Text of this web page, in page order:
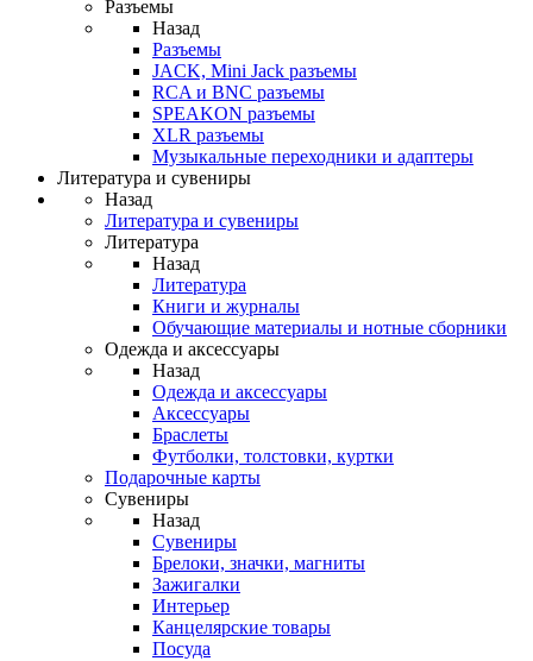
Разъемы
Назад
Разъемы
JACK, Mini Jack разъемы
RCA и BNC разъемы
SPEAKON разъемы
XLR разъемы
Музыкальные переходники и адаптеры
Литература и сувениры
Назад
Литература и сувениры
Литература
Назад
Литература
Книги и журналы
Обучающие материалы и нотные сборники
Одежда и аксессуары
Назад
Одежда и аксессуары
Аксессуары
Браслеты
Футболки, толстовки, куртки
Подарочные карты
Сувениры
Назад
Сувениры
Брелоки, значки, магниты
Зажигалки
Интерьер
Канцелярские товары
Посуда